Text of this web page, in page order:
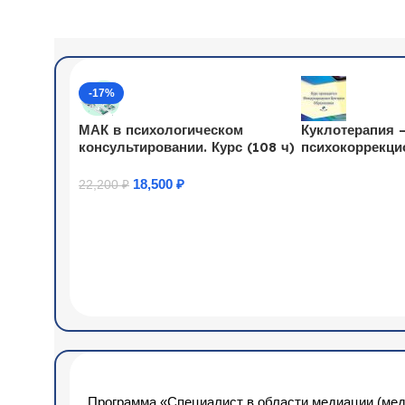
-17%
МАК в психологическом
консультировании. Курс (108 ч)
22,200₽ 18,500 ₽
Куклотерапия
Программа «Специалист в области медиации